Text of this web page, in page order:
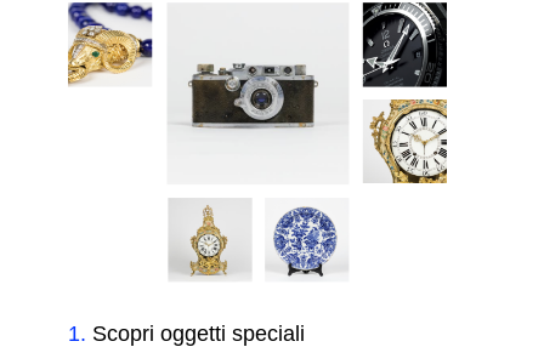
1. Scopri oggetti speciali